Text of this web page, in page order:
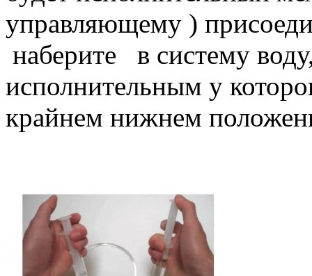
управляющему )
наберите в систему
исполнительным у
крайнем нижнем